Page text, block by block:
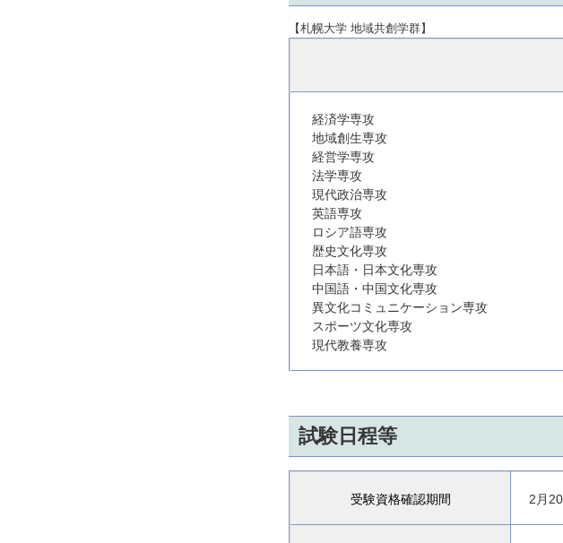
【札幌大学 地域共創学群】
経済学専攻
地域創生専攻
経営学専攻
法学専攻
現代政治専攻
英語専攻
ロシア語専攻
歴史文化専攻
日本語・日本文化専攻
中国語・中国文化専攻
異文化コミュニケーション専攻
スポーツ文化専攻
現代教養専攻
試験日程等
受験資格確認期間 2月